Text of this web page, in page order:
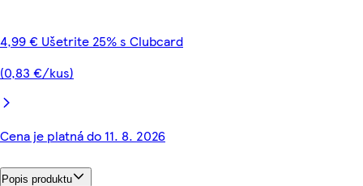
4,99 € Ušetrite 25% s Clubcard
(0,83 €/kus)
Cena je platná do 11. 8. 2026
Popis produktu